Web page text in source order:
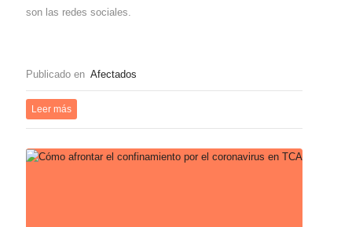
son las redes sociales.
Publicado en Afectados
Leer más